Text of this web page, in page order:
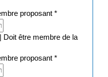
proposant*
Doit être membre de la
proposant*